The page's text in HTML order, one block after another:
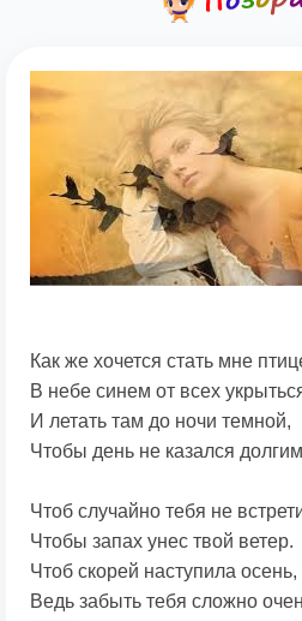
Как же хочется стать мне
В небе синем от всех
И летать там до ночи темной,
Чтобы день не казался
Чтоб случайно тебя не
Чтобы запах унес твой ветер.
Чтоб скорей наступила осень,
Ведь забыть тебя сложно